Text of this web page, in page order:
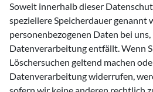
Soweit innerhalb dieser
speziellere Speicherdauer genannt
personenbezogenen Daten bei
Datenverarbeitung entfällt. Wenn
Löschersuchen geltend machen
Datenverarbeitung widerrufen,